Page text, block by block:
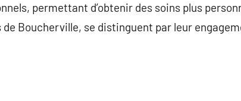
permettant d’obtenir des soins plus
Boucherville, se distinguent par leur